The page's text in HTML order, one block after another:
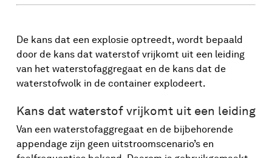
De kans dat een explosie optreedt, wordt bepaald
door de kans dat waterstof vrijkomt uit een leiding
van het waterstofaggregaat en de kans dat de
waterstofwolk in de container explodeert.
Kans dat waterstof vrijkomt uit een leiding
Van een waterstofaggregaat en de bijbehorende
appendage zijn geen uitstroomscenario’s en